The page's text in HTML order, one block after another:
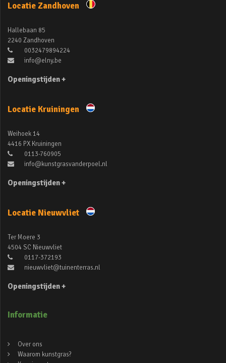
Locatie Zandhoven
Hallebaan 85
2240 Zandhoven
0032479894224
info@elny.be
Openingstijden +
Locatie Kruiningen
Weihoek 14
4416 PX Kruiningen
0113-760905
info@kunstgrasvanderpoel.nl
Openingstijden +
Locatie Nieuwvliet
Ter Moere 3
4504 SC Nieuwvliet
0117-372193
nieuwvliet@tuinenterras.nl
Openingstijden +
Informatie
Over ons
Waarom kunstgras?